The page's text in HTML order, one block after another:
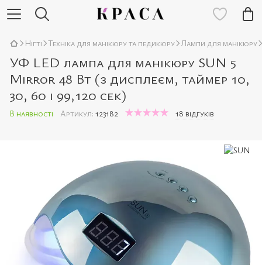
Нігті Техніка для манікюру та педикюру Лампи для манікюру
УФ LED лампа для манікюру SUN 5
Mirror 48 Вт (з дисплеєм, таймер 10,
30, 60 і 99,120 сек)
В наявності Артикул: 123182 18 відгуків